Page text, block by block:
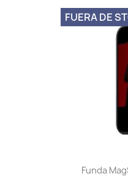
Funda
FUERA DE